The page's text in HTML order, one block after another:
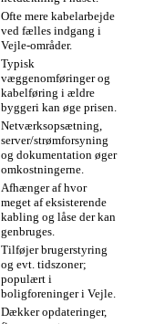
Ofte mere kabelarbejde
ved fælles indgang i
Vejle‑områder.
Typisk
væggenomføringer og
kabelføring i ældre
byggeri kan øge prisen.
Netværksopsætning,
server/strømforsyning
og dokumentation øger
omkostningerne.
Afhænger af hvor
meget af eksisterende
kabling og låse der kan
genbruges.
Tilføjer brugerstyring
og evt. tidszoner;
populært i
boligforeninger i Vejle.
Dækker opdateringer,